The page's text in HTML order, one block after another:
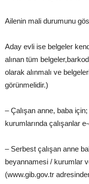
Ailenin mali durumunu
Aday evli ise belgeler
alınan tüm
olarak alınmalı ve
görünmelidir.)
– Çalışan anne, baba
kurumlarında çalışanlar
– Serbest çalışan anne
beyannamesi / kurumlar
(www.gib.gov.tr